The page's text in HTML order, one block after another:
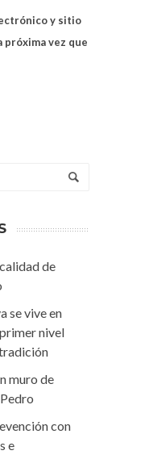
y sitio
próxima vez que
de
se vive en
nivel
muro de
con
e